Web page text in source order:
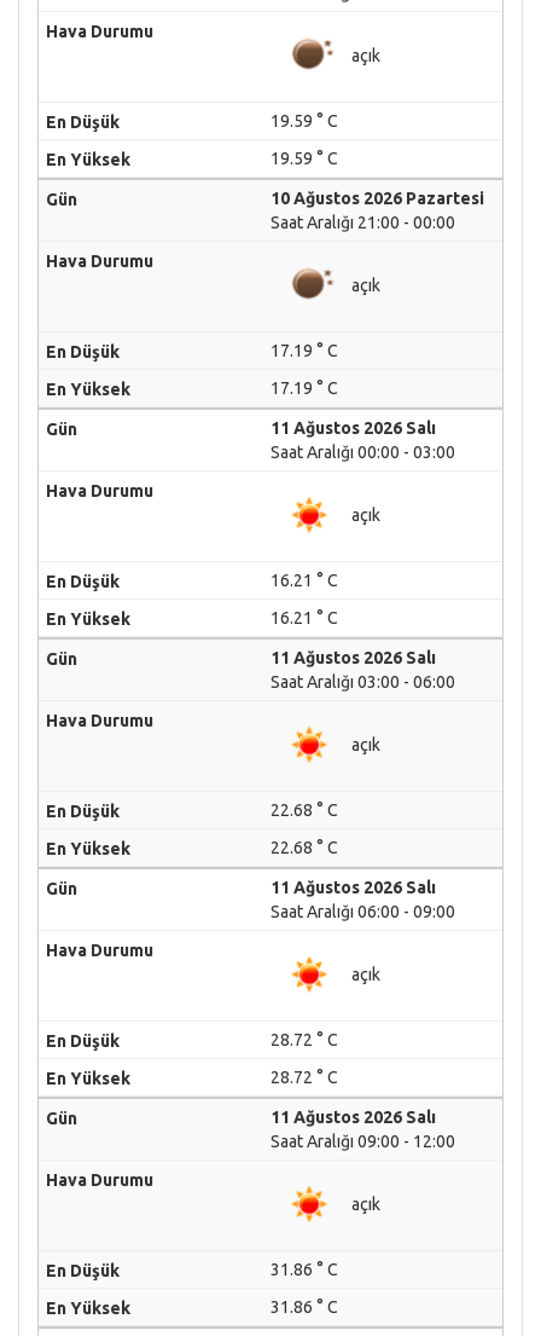
açık
19.59 ° C
19.59 ° C
10 Ağustos 2026 Pazartesi
Saat Aralığı 21:00 - 00:00
açık
17.19 ° C
17.19 ° C
11 Ağustos 2026 Salı
Saat Aralığı 00:00 - 03:00
açık
16.21 ° C
16.21 ° C
11 Ağustos 2026 Salı
Saat Aralığı 03:00 - 06:00
açık
22.68 ° C
22.68 ° C
11 Ağustos 2026 Salı
Saat Aralığı 06:00 - 09:00
açık
28.72 ° C
28.72 ° C
11 Ağustos 2026 Salı
Saat Aralığı 09:00 - 12:00
açık
31.86 ° C
31.86 ° C